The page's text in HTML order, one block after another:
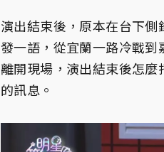
演出結束後，原本在台下
發一語，從宜蘭一路冷戰
離開現場，演出結束後怎
的訊息。